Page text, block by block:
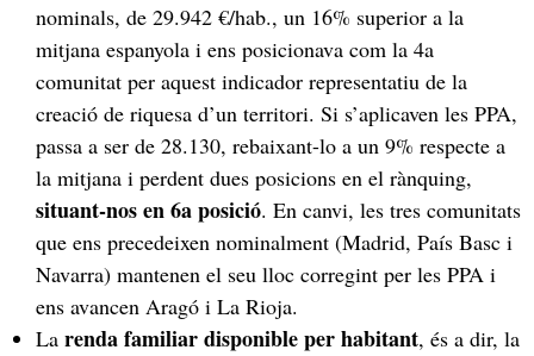
nominals, de 29.942 €/hab., un 16% superior a la
mitjana espanyola i ens posicionava com la 4a
comunitat per aquest indicador representatiu de la
creació de riquesa d’un territori. Si s’aplicaven les PPA,
passa a ser de 28.130, rebaixant-lo a un 9% respecte a
la mitjana i perdent dues posicions en el rànquing,
situant-nos en 6a posició. En canvi, les tres comunitats
que ens precedeixen nominalment (Madrid, País Basc i
Navarra) mantenen el seu lloc corregint per les PPA i
ens avancen Aragó i La Rioja.
La renda familiar disponible per habitant, és a dir, la